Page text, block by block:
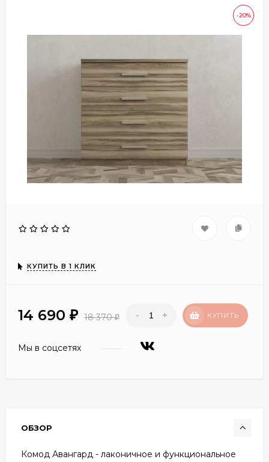
-20%
КУПИТЬ В 1 КЛИК
14 690 ₽ 18 370₽ - + КУПИТЬ
Мы в соцсетях
ОБЗОР
Комод Авангард - лаконичное и функциональное